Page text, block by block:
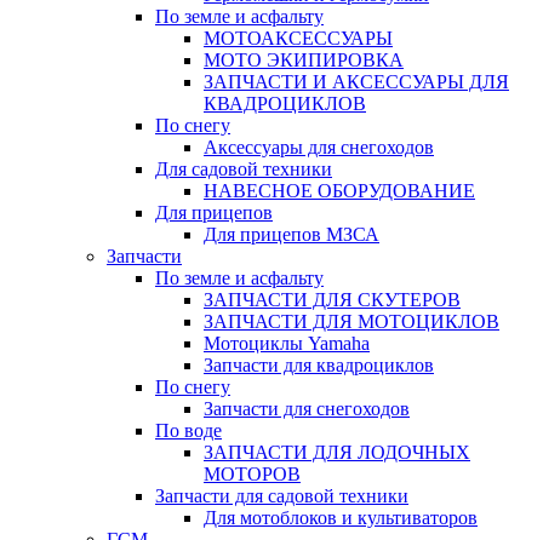
По земле и асфальту
МОТОАКСЕССУАРЫ
МОТО ЭКИПИРОВКА
ЗАПЧАСТИ И АКСЕССУАРЫ ДЛЯ
КВАДРОЦИКЛОВ
По снегу
Аксессуары для снегоходов
Для садовой техники
НАВЕСНОЕ ОБОРУДОВАНИЕ
Для прицепов
Для прицепов МЗСА
Запчасти
По земле и асфальту
ЗАПЧАСТИ ДЛЯ СКУТЕРОВ
ЗАПЧАСТИ ДЛЯ МОТОЦИКЛОВ
Мотоциклы Yamaha
Запчасти для квадроциклов
По снегу
Запчасти для снегоходов
По воде
ЗАПЧАСТИ ДЛЯ ЛОДОЧНЫХ
МОТОРОВ
Запчасти для садовой техники
Для мотоблоков и культиваторов